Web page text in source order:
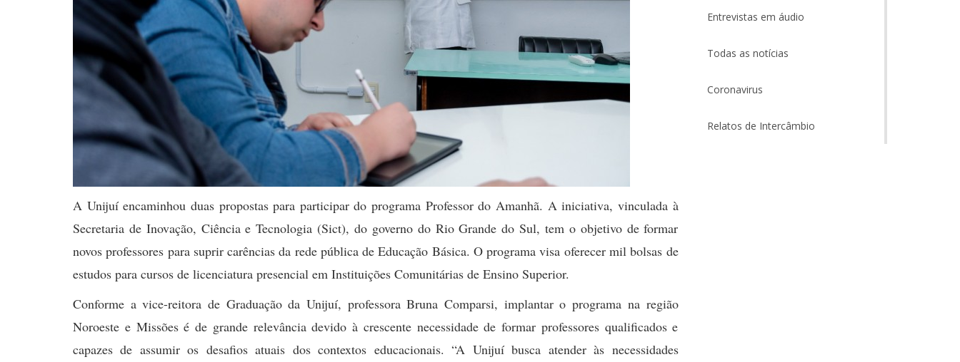
A Unijuí encaminhou duas propostas para participar do programa Professor do Amanhã. A iniciativa, vinculada à
Secretaria de Inovação, Ciência e Tecnologia (Sict), do governo do Rio Grande do Sul, tem o objetivo de formar
novos professores para suprir carências da rede pública de Educação Básica. O programa visa oferecer mil bolsas de
estudos para cursos de licenciatura presencial em Instituições Comunitárias de Ensino Superior.
Conforme a vice-reitora de Graduação da Unijuí, professora Bruna Comparsi, implantar o programa na região
Noroeste e Missões é de grande relevância devido à crescente necessidade de formar professores qualificados e
capazes de assumir os desafios atuais dos contextos educacionais. “A Unijuí busca atender às necessidades
Entrevistas em áudio
Todas as notícias
Coronavirus
Relatos de Intercâmbio